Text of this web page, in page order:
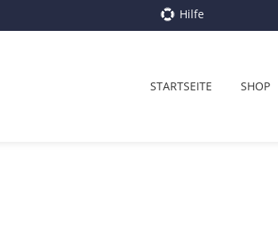
Hilfe
STARTSEITE SHOP